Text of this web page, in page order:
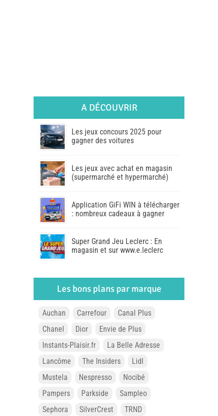
A DÉCOUVRIR
Les jeux concours 2025 pour
gagner des voitures
Les jeux avec achat en magasin
(supermarché et hypermarché)
Application GiFi WIN à télécharger
: nombreux cadeaux à gagner
Super Grand Jeu Leclerc : En
magasin et sur www.e.leclerc
Les bons plans par marque
Auchan Carrefour
Canal Plus
Chanel
Dior
Envie de Plus
Instants-Plaisir.fr
La Belle Adresse
Lancôme
The Insiders
Lidl
Mustela
Nespresso
Nocibé
Pampers
Parkside
Sampleo
Sephora
SilverCrest TRND